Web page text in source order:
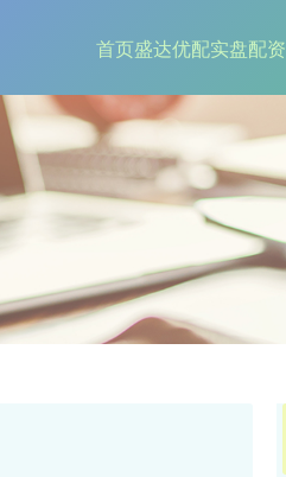
首页盛达优配实盘配资